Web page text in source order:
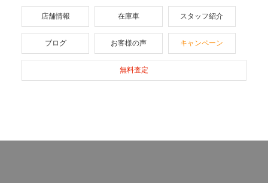
店舗情報 在庫車 スタッフ紹介
ブログ お客様の声 キャンペーン
無料査定